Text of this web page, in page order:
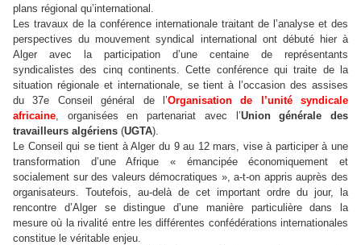
plans régional qu’international.
Les travaux de la conférence internationale traitant de l’analyse et des
perspectives du mouvement syndical international ont débuté hier à
Alger avec la participation d’une centaine de représentants
syndicalistes des cinq continents. Cette conférence qui traite de la
situation régionale et internationale, se tient à l’occasion des assises
du 37e Conseil général de l’Organisation de l’unité syndicale
africaine , organisées en partenariat avec l’Union générale des
travailleurs algériens (UGTA).
Le Conseil qui se tient à Alger du 9 au 12 mars, vise à participer à une
transformation d’une Afrique « émancipée économiquement et
socialement sur des valeurs démocratiques », a-t-on appris auprès des
organisateurs. Toutefois, au-delà de cet important ordre du jour, la
rencontre d’Alger se distingue d’une manière particulière dans la
mesure où la rivalité entre les différentes confédérations internationales
constitue le véritable enjeu.